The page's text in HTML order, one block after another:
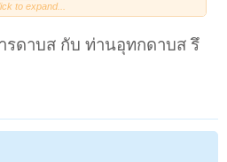
to expand...
ดาบส กับ ท่านอุทกดาบส รึ